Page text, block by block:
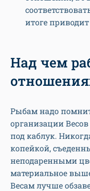
итоге
Над чем
Рыбам надо
организации Весов
под каблук.
копейкой,
неподаренными
материальное
Весам лучше